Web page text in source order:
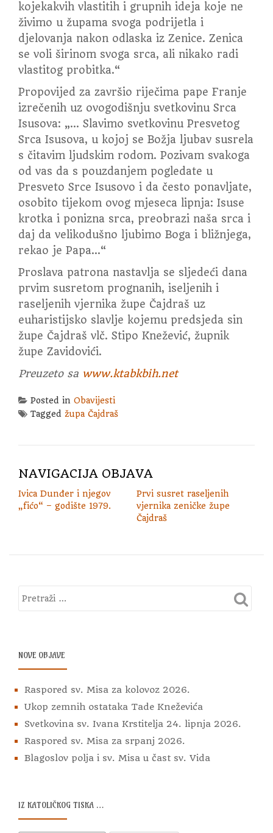
kojekakvih vlastitih i grupnih ideja koje ne
živimo u župama svoga podrijetla i
djelovanja nakon odlaska iz Zenice. Zenica
se voli širinom svoga srca, ali nikako radi
vlastitog probitka.“
Propovijed za završio riječima pape Franje
izrečenih uz ovogodišnju svetkovinu Srca
Isusova: „… Slavimo svetkovinu Presvetog
Srca Isusova, u kojoj se Božja ljubav susrela
s čitavim ljudskim rodom. Pozivam svakoga
od vas da s pouzdanjem pogledate u
Presveto Srce Isusovo i da često ponavljate,
osobito tijekom ovog mjeseca lipnja: Isuse
krotka i ponizna srca, preobrazi naša srca i
daj da velikodušno ljubimo Boga i bližnjega,
rekao je Papa…“
Proslava patrona nastavlja se sljedeći dana
prvim susretom prognanih, iseljenih i
raseljenih vjernika župe Čajdraš uz
euharistijsko slavlje kojemu predsjeda sin
župe Čajdraš vlč. Stipo Knežević, župnik
župe Zavidovići.
Preuzeto sa www.ktabkbih.net
Posted in Obavijesti
Tagged župa Čajdraš
NAVIGACIJA OBJAVA
Ivica Dunđer i njegov
„fićo“ – godište 1979.
Prvi susret raseljenih
vjernika zeničke župe
Čajdraš
NOVE OBJAVE
Raspored sv. Misa za kolovoz 2026.
Ukop zemnih ostataka Tade Kneževića
Svetkovina sv. Ivana Krstitelja 24. lipnja 2026.
Raspored sv. Misa za srpanj 2026.
Blagoslov polja i sv. Misa u čast sv. Vida
IZ KATOLIČKOG TISKA …